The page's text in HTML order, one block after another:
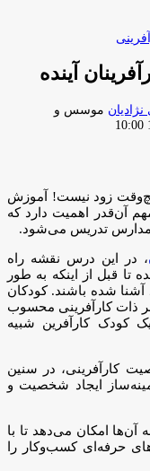
آینده
موسس و
زود نیست! آموزش
آن‌قدر اهمیت دارد که
مدارس تدریس می‌شود.
، در این درس نقشه راه
قبل از اینکه به طور
آشنا شده باشند. کودکان
ذات کارآفرینی محسوب
کودک کارآفرین شبیه
کارآفرینی، در سنین
ایجاد شخصیت و
آن‌ها امکان می‌دهد تا با
حرفه‌ای کسب‌وکار را